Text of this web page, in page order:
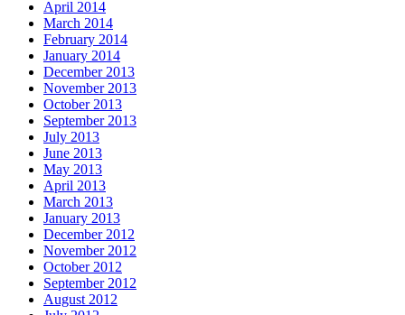
April 2014
March 2014
February 2014
January 2014
December 2013
November 2013
October 2013
September 2013
July 2013
June 2013
May 2013
April 2013
March 2013
January 2013
December 2012
November 2012
October 2012
September 2012
August 2012